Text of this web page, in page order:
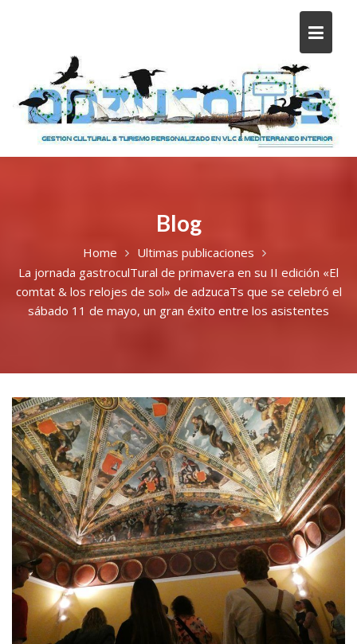
Blog
Home
Ultimas publicaciones
La jornada gastroculTural de primavera en su II edición «El
comtat & los relojes de sol» de adzucaTs que se celebró el
sábado 11 de mayo, un gran éxito entre los asistentes